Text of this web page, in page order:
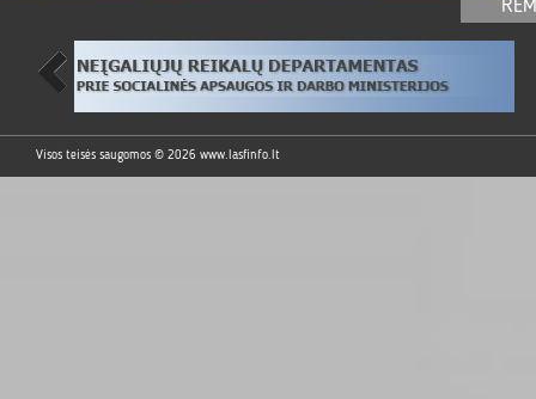
Visos teisės saugomos © 2026 www.lasfinfo.lt